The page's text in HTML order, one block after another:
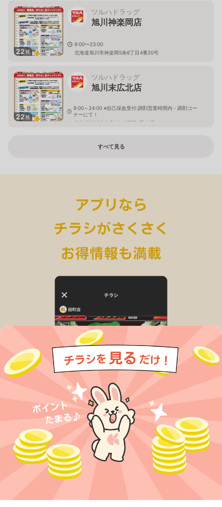
22枚
ツルハドラッグ
旭川神楽岡店
9:00〜23:00
北海道旭川市神楽岡5条6丁目4番20号
22枚
ツルハドラッグ
旭川末広北店
9:00～24:00 ※自己採血受付:調剤営業時間内・調剤コー
ナーにて！
北海道旭川市末広1条10丁目1番20号
すべて見る